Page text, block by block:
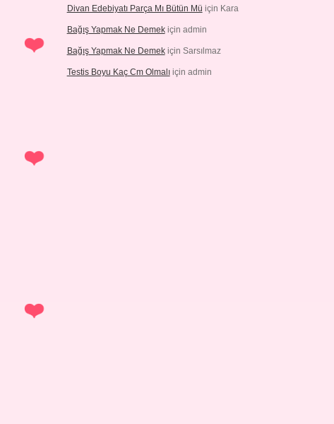
Divan Edebiyatı Parça Mı Bütün Mü için Kara
Bağış Yapmak Ne Demekiçin admin
Bağış Yapmak Ne Demekiçin Sarsılmaz
Testis Boyu Kaç Cm Olmalıiçin admin